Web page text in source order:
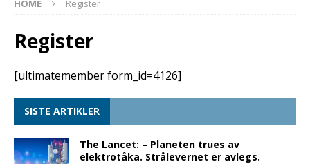
HOME Register
Register
[ultimatemember form_id=4126]
SISTE ARTIKLER
The Lancet: – Planeten trues av
elektrotåka. Strålevernet er avlegs.